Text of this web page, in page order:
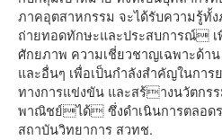
ภาคอุตสาหกรรม จะได้รับความรู้ทั้
ถ่ายทอดทักษะและประสบการณ์
ศักยภาพ ความเชี่ยวชาญเฉพาะด้า
และอื่นๆ เพื่อเป็นกำลังสำคัญในกา
ทางการแข่งขัน และสร้างนวัตก
พาณิชย์ได้ ซึ่งดำเนินการตลอดร
สถาบันวิทยาการ สวทช.